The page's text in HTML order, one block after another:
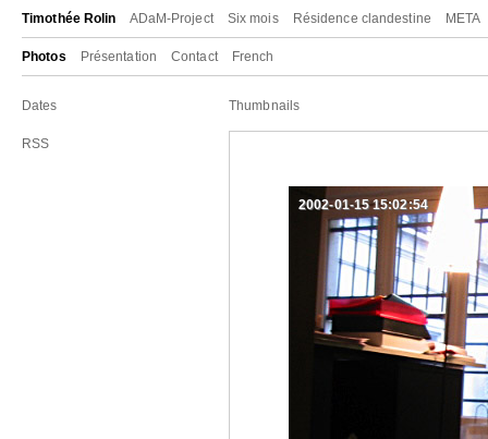
Timothée Rolin ADaM-Project Six mois Résidence clandestine META
Photos Présentation Contact French
Dates
RSS
Thumbnails
2002-01-15 15:02:54